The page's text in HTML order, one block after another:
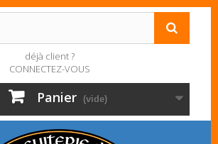
déjà client ?
CONNECTEZ-VOUS
Panier (vide)